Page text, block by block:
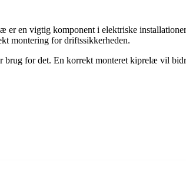
en vigtig komponent i elektriske
montering for driftssikkerheden.
for det. En korrekt monteret kiprelæ vil